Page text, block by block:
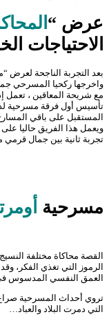
عرض “
الاحتياجات
واخرجها ركحيا المسرحي
مع شريحة المعاقين ، تعمل
تأسيس أول فرقة مسرحية
المستقبل على باقي
ويعمل هذا الفريق حاليا
تجربة ثانية بين جمال قرمي
مسرحية
القصة محاكاة مختلفة
الرموز التي تغذي الفكر،
العمق النفسي المدسوس في
تروي أحداث المسرحية صراع
التي دمرت البلاد والعباد…